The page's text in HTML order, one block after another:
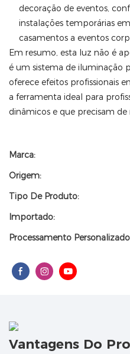
decoração de eventos,
instalações temporárias
casamentos a eventos
Em resumo, esta luz não é
é um sistema de iluminação
oferece efeitos profissionais
a ferramenta ideal para
dinâmicos e que precisam
Marca:
Origem:
Tipo De Produto:
Importado:
Processamento
Vantagens Do